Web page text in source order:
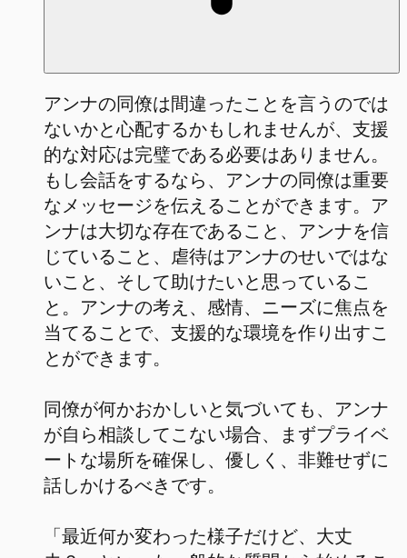
アンナの同僚は間違ったことを言うのでは
ないかと心配するかもしれませんが、支援
的な対応は完璧である必要はありません。
もし会話をするなら、アンナの同僚は重要
なメッセージを伝えることができます。ア
ンナは大切な存在であること、アンナを信
じていること、虐待はアンナのせいではな
いこと、そして助けたいと思っているこ
と。アンナの考え、感情、ニーズに焦点を
当てることで、支援的な環境を作り出すこ
とができます。
同僚が何かおかしいと気づいても、アンナ
が自ら相談してこない場合、まずプライベ
ートな場所を確保し、優しく、非難せずに
話しかけるべきです。
「最近何か変わった様子だけど、大丈